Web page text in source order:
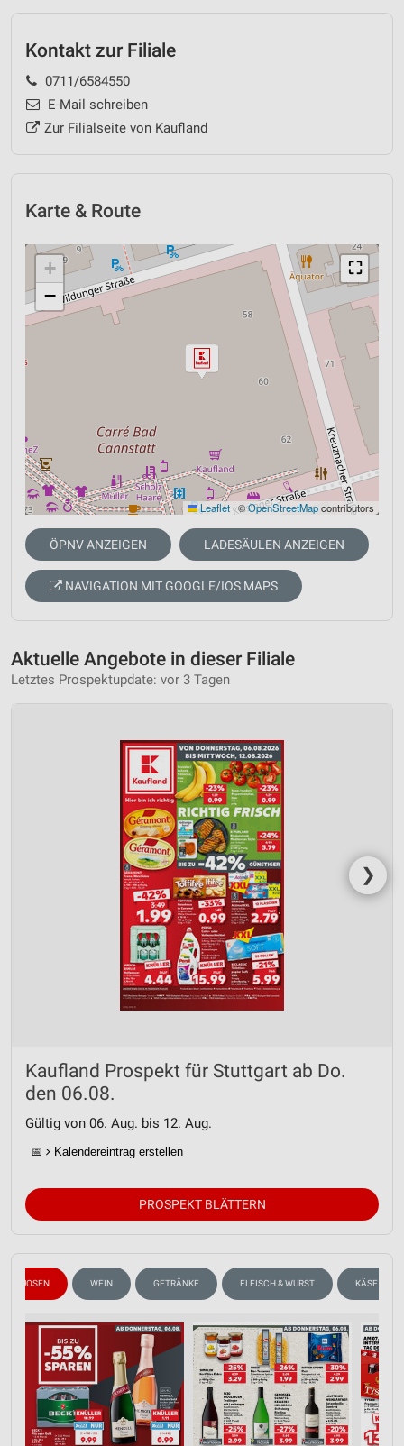
Kontakt zur Filiale
0711/6584550
E-Mail schreiben
Zur Filialseite von Kaufland
Karte & Route
⛶
+
−
Leaflet|©OpenStreetMapcontributors
ÖPNV ANZEIGEN LADESÄULEN ANZEIGEN
NAVIGATION MIT GOOGLE/IOS MAPS
Aktuelle Angebote in dieser Filiale
Letztes Prospektupdate: vor 3 Tagen
❯
Kaufland Prospekt für Stuttgart ab Do.
den 06.08.
Gültig von 06. Aug. bis 12. Aug.
📅 Kalendereintrag erstellen
PROSPEKT BLÄTTERN
WEIN GETRÄNKE FLEISCH & WURST KÄSE